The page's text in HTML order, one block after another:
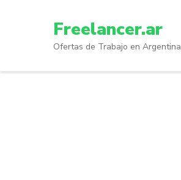
Enter)
Freelancer.ar
Ofertas de Trabajo en Argentina